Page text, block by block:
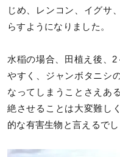
じめ、レンコン、イグサ
らすようになりました。
水稲の場合、田植え後、
やすく、ジャンボタニシ
なってしまうことさえあ
絶させることは大変難し
的な有害生物と言えるでし